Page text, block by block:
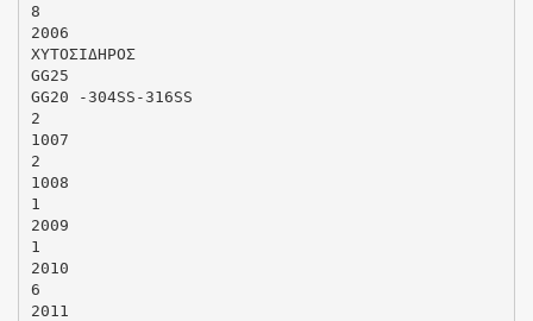
8
2006
ΧΥΤΟΣΙΔΗΡΟΣ
GG25
GG20 -304SS-316SS
2
1007
2
1008
1
2009
1
2010
6
2011